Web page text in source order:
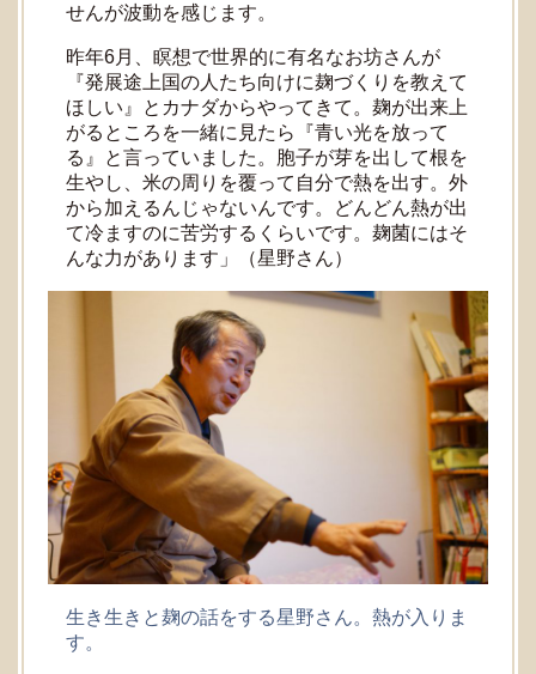
せんが波動を感じます。
昨年6月、瞑想で世界的に有名なお坊さんが
『発展途上国の人たち向けに麹づくりを教えて
ほしい』とカナダからやってきて。麹が出来上
がるところを一緒に見たら『青い光を放って
る』と言っていました。胞子が芽を出して根を
生やし、米の周りを覆って自分で熱を出す。外
から加えるんじゃないんです。どんどん熱が出
て冷ますのに苦労するくらいです。麹菌にはそ
んな力があります」（星野さん）
生き生きと麹の話をする星野さん。熱が入りま
す。